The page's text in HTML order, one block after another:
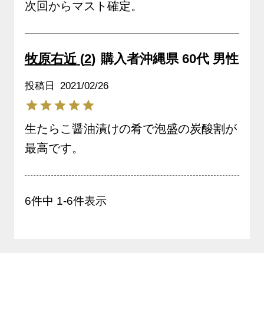
次回からマスト確定。
牧原右近 2 購入者沖縄県 60代 男性
投稿日 2021/02/26
生たらこ醤油漬けの肴で泡盛の炭酸割が
最高です。
6件中 1-6件表示